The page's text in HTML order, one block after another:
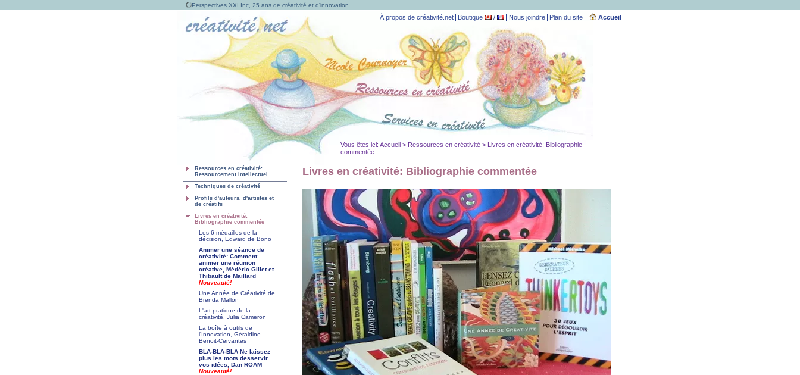
Perspectives XXI Inc, 25 ans de créativité et d'innovation.
À propos de créativité.net Boutique / Nous joindre Plan du site Accueil
Vous êtes ici: Accueil > Ressources en créativité > Livres en créativité: Bibliographie
commentée
Ressources en créativité:
Ressourcement intellectuel
Techniques de créativité
Profils d'auteurs, d'artistes et
de créatifs
Livres en créativité:
Bibliographie commentée
Les 6 médailles de la
décision, Edward de Bono
Animer une séance de
créativité: Comment
animer une réunion
créative, Médéric Gillet et
Thibault de Maillard
Nouveauté!
Une Année de Créativité de
Brenda Mallon
L'art pratique de la
créativité, Julia Cameron
La boîte à outils de
l'Innovation, Géraldine
Benoit-Cervantes
BLA-BLA-BLA Ne laissez
plus les mots desservir
vos idées, Dan ROAM
Nouveauté!
Livres en créativité: Bibliographie commentée